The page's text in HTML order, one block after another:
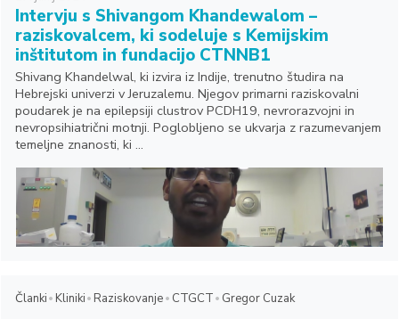
Intervju s Shivangom Khandewalom –
raziskovalcem, ki sodeluje s Kemijskim
inštitutom in fundacijo CTNNB1
Shivang Khandelwal, ki izvira iz Indije, trenutno študira na
Hebrejski univerzi v Jeruzalemu. Njegov primarni raziskovalni
poudarek je na epilepsiji clustrov PCDH19, nevrorazvojni in
nevropsihiatrični motnji. Poglobljeno se ukvarja z razumevanjem
temeljne znanosti, ki ...
Članki Kliniki Raziskovanje CTGCT
Gregor Cuzak